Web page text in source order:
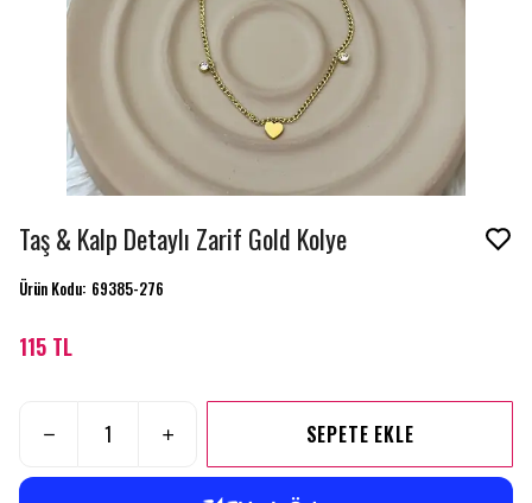
Taş & Kalp Detaylı Zarif Gold Kolye
Ürün Kodu: 69385-276
115 TL
SEPETE EKLE